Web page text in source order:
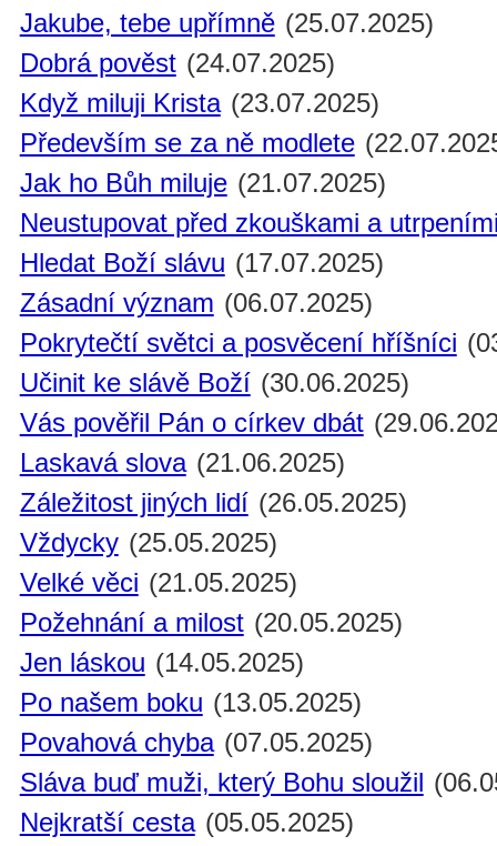
Jakube, tebe upřímně (25.07.2025)
Dobrá pověst (24.07.2025)
Když miluji Krista (23.07.2025)
Především se za ně modlete
Jak ho Bůh miluje (21.07.2025)
Neustupovat před zkouškami a
Hledat Boží slávu (17.07.2025)
Zásadní význam (06.07.2025)
Pokrytečtí světci a posvěcení hříšníci
Učinit ke slávě Boží (30.06.2025)
Vás pověřil Pán o církev dbát
Laskavá slova (21.06.2025)
Záležitost jiných lidí (26.05.2025)
Vždycky (25.05.2025)
Velké věci (21.05.2025)
Požehnání a milost (20.05.2025)
Jen láskou (14.05.2025)
Po našem boku (13.05.2025)
Povahová chyba (07.05.2025)
Sláva buď muži, který Bohu sloužil
Nejkratší cesta (05.05.2025)